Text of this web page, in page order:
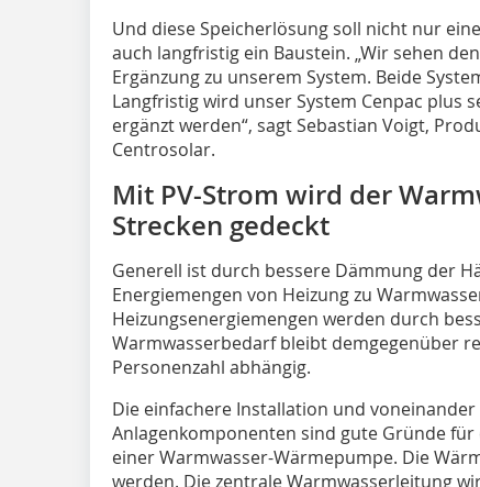
Und diese Speicherlösung soll nicht nur
auch langfristig ein Baustein. „Wir sehen
Ergänzung zu unserem System. Beide
Langfristig wird unser System Cenpac plus
ergänzt werden“, sagt Sebastian Voigt,
Centrosolar.
Mit PV-Strom wird der
Strecken gedeckt
Generell ist durch bessere Dämmung der
Energiemengen von Heizung zu
Heizungsenergiemengen werden durch
Warmwasserbedarf bleibt demgegenüber
Personenzahl abhängig.
Die einfachere Installation und voneinander
Anlagenkomponenten sind gute Gründe
einer Warmwasser-Wärmepumpe. Die
werden. Die zentrale Warmwasserleitung